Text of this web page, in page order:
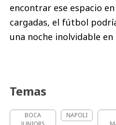
encontrar ese espacio
cargadas, el fútbol
una noche inolvidable en
Temas
BOCA
NAPOLI